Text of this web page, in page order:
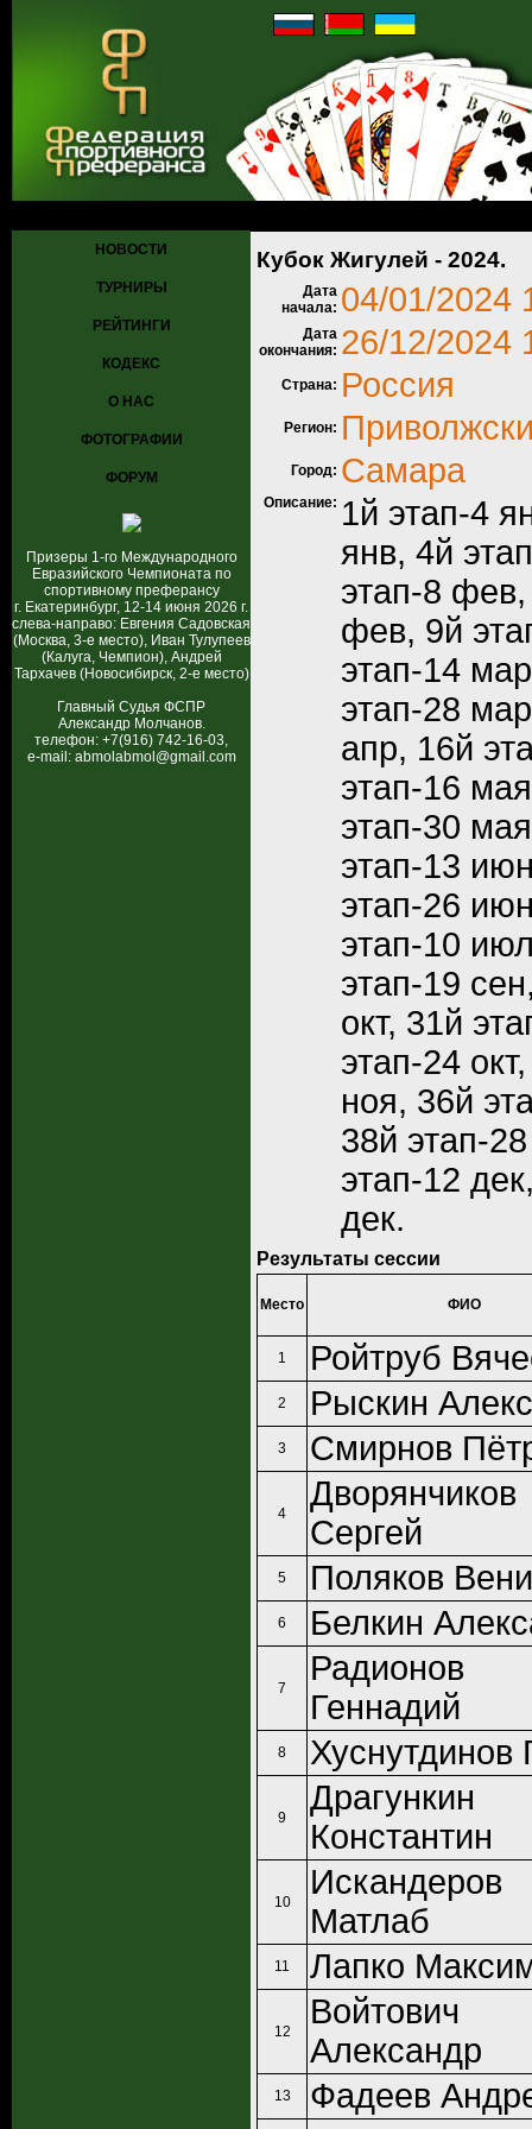
НОВОСТИ
ТУРНИРЫ
РЕЙТИНГИ
КОДЕКС
О НАС
ФОТОГРАФИИ
ФОРУМ
Призеры 1-го Международного
Евразийского Чемпионата по
спортивному преферансу
г. Екатеринбург, 12-14 июня 2026 г.
слева-направо: Евгения Садовская
(Москва, 3-е место), Иван Тулупеев
(Калуга, Чемпион), Андрей
Тархачев (Новосибирск, 2-е место)
Главный Судья ФСПР
Александр Молчанов.
телефон: +7(916) 742-16-03,
e-mail: abmolabmol@gmail.com
Кубок Жигулей - 2024.
Дата
начала: 04/01/2024
Дата
окончания: 26/12/2024
Страна: Россия
Регион:
Город: Самара
Описание: 1й этап-4
янв, 4й
этап-8
фев, 9й
этап-14
этап-28
апр, 16й
этап-16
этап-30
этап-13
этап-26
этап-10
этап-19
окт, 31й
этап-24
ноя, 36й
38й этап-
этап-12
дек.
Результаты сессии
Место ФИО
1 Ройтруб
2 Рыскин
3 Смирнов
4
Дворянчиков
Сергей
5 Поляков
6 Белкин
7
Радионов
Геннадий
8 Хуснутдинов
9
Драгункин
Константин
10
Искандеров
Матлаб
11 Лапко
12
Войтович
Александр
13
Фадеев